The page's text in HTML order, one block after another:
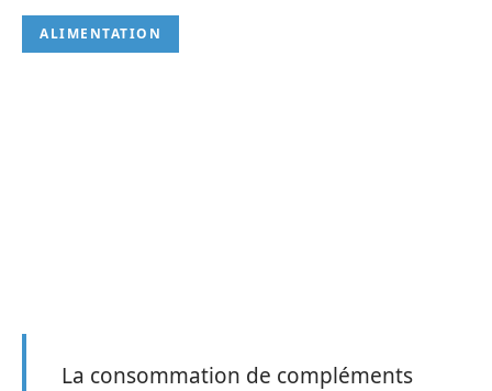
ALIMENTATION
La consommation de compléments